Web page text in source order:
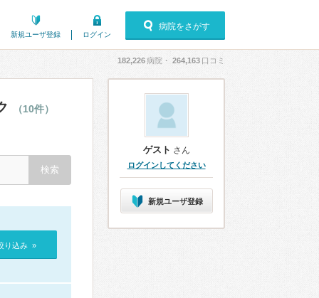
新規ユーザ登録 ログイン
病院をさがす
182,226病院・ 264,163 口コミ
（10件）
り込み »
ゲスト さん
ログインしてください
新規ユーザ登録